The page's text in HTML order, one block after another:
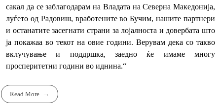
сакал да се заблагодарам на Владата на Северна Македонија,
луѓето од Радовиш, вработените во Бучим, нашите партнери
и останатите засегнати страни за лојалноста и довербата што
ја покажаа во текот на овие години. Верувам дека со такво
вклучување и поддршка, заедно ќе имаме многу
просперитетни години во иднина.“
Read More